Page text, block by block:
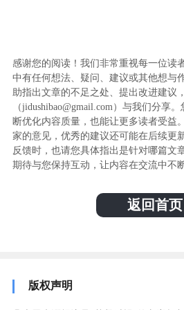
感谢您的阅读！我们非常重视每一位读
中有任何想法、疑问、建议或其他想与
助指出文章的不足之处、提出改进建议
（jidushibao@gmail.com）与我们分享
断优化内容质量，也能让更多读者受益
家的意见，优秀的建议还可能在后续更
反馈时，也请您具体指出是针对哪篇文
期待与您保持互动，让内容在交流中不
返回首页
版权声明